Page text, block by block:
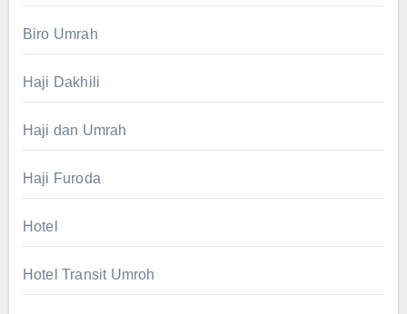
Biro Umrah
Haji Dakhili
Haji dan Umrah
Haji Furoda
Hotel
Hotel Transit Umroh